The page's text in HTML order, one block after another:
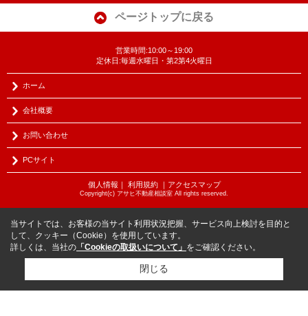
ページトップに戻る
営業時間:10:00～19:00
定休日:毎週水曜日・第2第4火曜日
ホーム
会社概要
お問い合わせ
PCサイト
個人情報 ｜ 利用規約｜ アクセスマップ
Copyright(c) アサヒ不動産相談室 All rights reserved.
当サイトでは、お客様の当サイト利用状況把握、サービス向上検討を目的と
して、クッキー（Cookie）を使用しています。
詳しくは、当社の 「Cookieの取扱いについて」 をご確認ください。
閉じる